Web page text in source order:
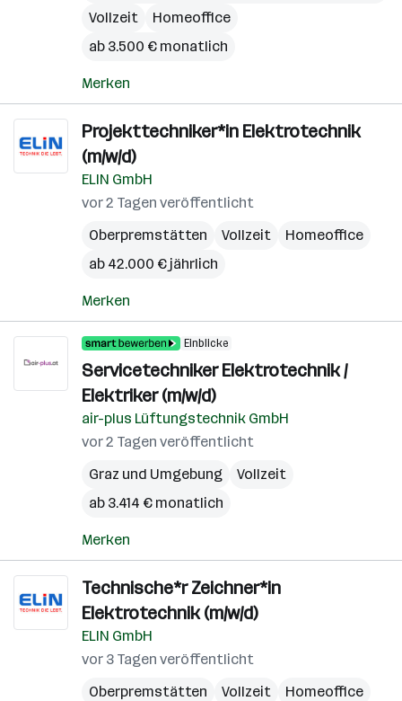
Vollzeit
Homeoffice
ab 3.500 € monatlich
Merken
Projekttechniker*in Elektrotechnik
(m/w/d)
ELIN GmbH
vor 2 Tagen veröffentlicht
Oberpremstätten
Vollzeit
Homeoffice
ab 42.000 € jährlich
Merken
Einblicke
Servicetechniker Elektrotechnik /
Elektriker (m/w/d)
air-plus Lüftungstechnik GmbH
vor 2 Tagen veröffentlicht
Graz und Umgebung
Vollzeit
ab 3.414 € monatlich
Merken
Technische*r Zeichner*in
Elektrotechnik (m/w/d)
ELIN GmbH
vor 3 Tagen veröffentlicht
Oberpremstätten
Vollzeit
Homeoffice